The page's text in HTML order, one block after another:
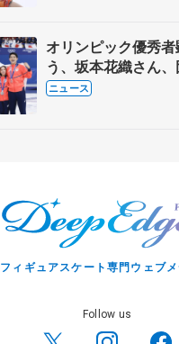
オリンピック優秀
う、坂本花織さん
8月7日に文科省が
ニュース
フィギュアスケート専門ウェブ
Follow us